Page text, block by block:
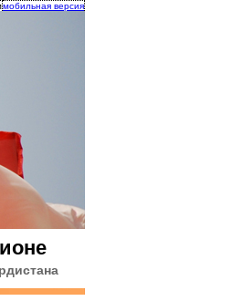
мобильная версия